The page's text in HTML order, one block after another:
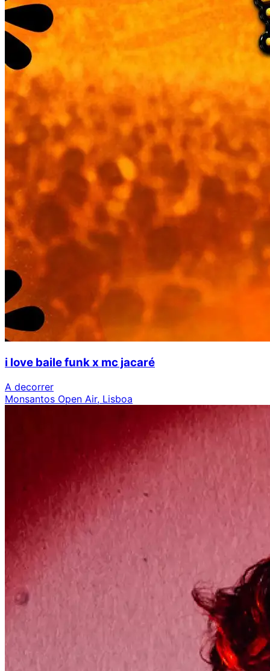
i love baile funk x mc jacaré
A decorrer
Monsantos Open Air, Lisboa